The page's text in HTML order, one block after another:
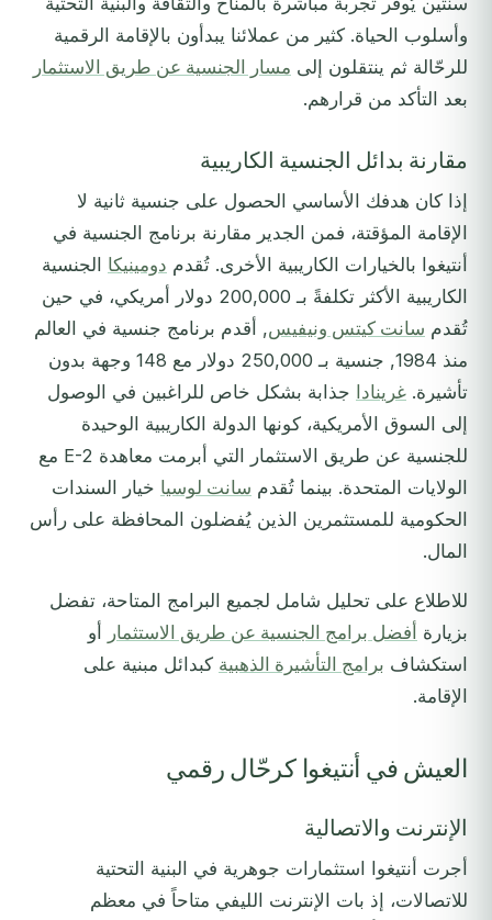
وأسلوب الحياة. كثير من عملائنا يبدأون بالإقامة الرقمية
للرحّالة ثم ينتقلون إلى مسار الجنسية عن طريق الاستثمار
بعد التأكد من قرارهم.
مقارنة بدائل الجنسية الكاريبية
إذا كان هدفك الأساسي الحصول على جنسية ثانية لا
الإقامة المؤقتة، فمن الجدير مقارنة برنامج الجنسية في
أنتيغوا بالخيارات الكاريبية الأخرى. تُقدم دومينيكا الجنسية
الكاريبية الأكثر تكلفةً بـ 200,000 دولار أمريكي، في حين
تُقدم سانت كيتس ونيفيس, أقدم برنامج جنسية في العالم
منذ 1984, جنسية بـ 250,000 دولار مع 148 وجهة بدون
تأشيرة. غرينادا جذابة بشكل خاص للراغبين في الوصول
إلى السوق الأمريكية، كونها الدولة الكاريبية الوحيدة
للجنسية عن طريق الاستثمار التي أبرمت معاهدة E-2 مع
الولايات المتحدة. بينما تُقدم سانت لوسيا خيار السندات
الحكومية للمستثمرين الذين يُفضلون المحافظة على رأس
المال.
للاطلاع على تحليل شامل لجميع البرامج المتاحة، تفضل
بزيارة أفضل برامج الجنسية عن طريق الاستثمار
أو
استكشاف برامج التأشيرة الذهبية كبدائل مبنية على
الإقامة.
العيش في أنتيغوا كرحّال رقمي
الإنترنت والاتصالية
أجرت أنتيغوا استثمارات جوهرية في البنية التحتية
للاتصالات، إذ بات الإنترنت الليفي متاحاً في معظم